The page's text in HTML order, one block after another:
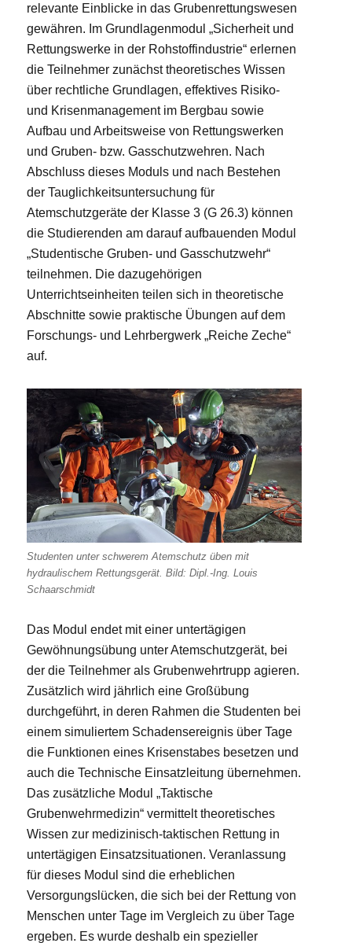
relevante Einblicke in das Grubenrettungswesen
gewähren. Im Grundlagenmodul „Sicherheit und
Rettungswerke in der Rohstoffindustrie“ erlernen
die Teilnehmer zunächst theoretisches Wissen
über rechtliche Grundlagen, effektives Risiko-
und Krisenmanagement im Bergbau sowie
Aufbau und Arbeitsweise von Rettungswerken
und Gruben- bzw. Gasschutzwehren. Nach
Abschluss dieses Moduls und nach Bestehen
der Tauglichkeitsuntersuchung für
Atemschutzgeräte der Klasse 3 (G 26.3) können
die Studierenden am darauf aufbauenden Modul
„Studentische Gruben- und Gasschutzwehr“
teilnehmen. Die dazugehörigen
Unterrichtseinheiten teilen sich in theoretische
Abschnitte sowie praktische Übungen auf dem
Forschungs- und Lehrbergwerk „Reiche Zeche“
auf.
Studenten unter schwerem Atemschutz üben mit
hydraulischem Rettungsgerät. Bild: Dipl.-Ing. Louis
Schaarschmidt
Das Modul endet mit einer untertägigen
Gewöhnungsübung unter Atemschutzgerät, bei
der die Teilnehmer als Grubenwehrtrupp agieren.
Zusätzlich wird jährlich eine Großübung
durchgeführt, in deren Rahmen die Studenten bei
einem simuliertem Schadensereignis über Tage
die Funktionen eines Krisenstabes besetzen und
auch die Technische Einsatzleitung übernehmen.
Das zusätzliche Modul „Taktische
Grubenwehrmedizin“ vermittelt theoretisches
Wissen zur medizinisch-taktischen Rettung in
untertägigen Einsatzsituationen. Veranlassung
für dieses Modul sind die erheblichen
Versorgungslücken, die sich bei der Rettung von
Menschen unter Tage im Vergleich zu über Tage
ergeben. Es wurde deshalb ein spezieller